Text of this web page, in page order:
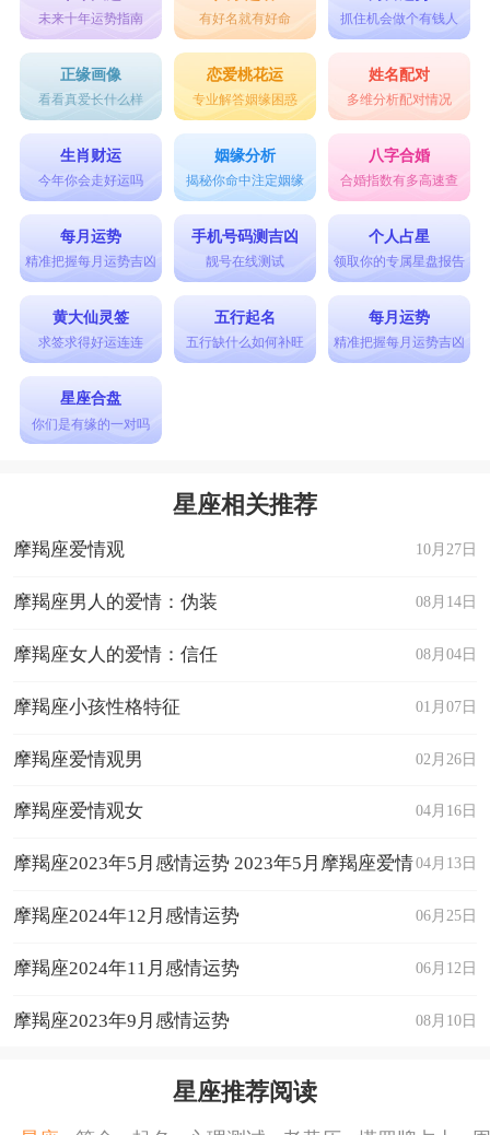
未来十年运势指南 有好名就有好命 抓住机会做个有钱人
正缘画像
看看真爱长什么样
恋爱桃花运
专业解答姻缘困惑
姓名配对
多维分析配对情况
生肖财运
今年你会走好运吗
姻缘分析
揭秘你命中注定姻缘
八字合婚
合婚指数有多高速查
每月运势
精准把握每月运势吉凶
手机号码测吉凶
靓号在线测试
个人占星
领取你的专属星盘报告
黄大仙灵签
求签求得好运连连
五行起名
五行缺什么如何补旺
每月运势
精准把握每月运势吉凶
星座合盘
你们是有缘的一对吗
星座相关推荐
10月27日
摩羯座爱情观
08月14日
摩羯座男人的爱情：伪装
08月04日
摩羯座女人的爱情：信任
01月07日
摩羯座小孩性格特征
02月26日
摩羯座爱情观男
04月16日
摩羯座爱情观女
04月13日
摩羯座2023年5月感情运势 2023年5月摩羯座爱情
运程详解 06月25日
摩羯座2024年12月感情运势
06月12日
摩羯座2024年11月感情运势
08月10日
摩羯座2023年9月感情运势
星座推荐阅读